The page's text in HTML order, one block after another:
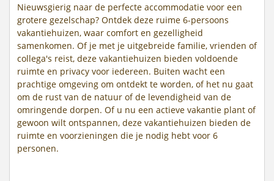
Nieuwsgierig naar de perfecte accommodatie voor een
grotere gezelschap? Ontdek deze ruime 6-persoons
vakantiehuizen, waar comfort en gezelligheid
samenkomen. Of je met je uitgebreide familie, vrienden of
collega's reist, deze vakantiehuizen bieden voldoende
ruimte en privacy voor iedereen. Buiten wacht een
prachtige omgeving om ontdekt te worden, of het nu gaat
om de rust van de natuur of de levendigheid van de
omringende dorpen. Of u nu een actieve vakantie plant of
gewoon wilt ontspannen, deze vakantiehuizen bieden de
ruimte en voorzieningen die je nodig hebt voor 6
personen.